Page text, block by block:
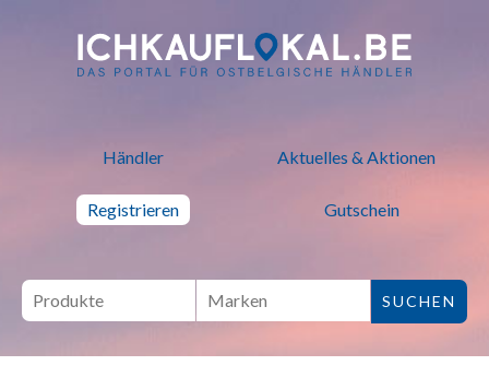
ich kauf lokal - Bei lokalen
Händler Aktuelles & Aktionen
Registrieren Gutschein